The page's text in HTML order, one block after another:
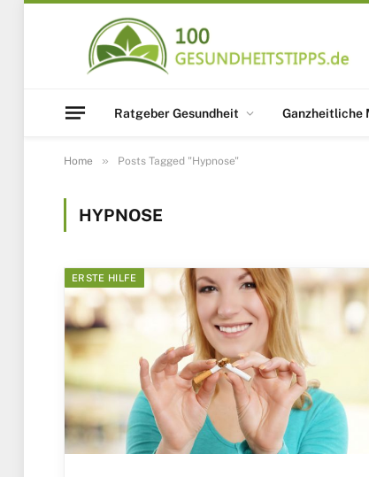
Ratgeber Gesundheit Ganzheitliche
Home » Posts Tagged "Hypnose"
HYPNOSE
ERSTE HILFE